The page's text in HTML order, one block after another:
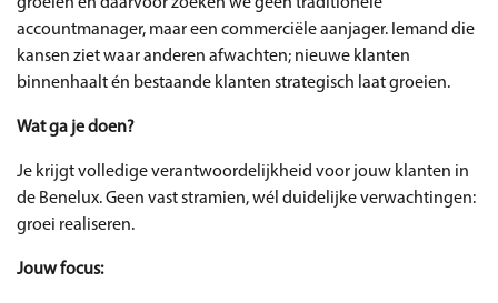
accountmanager, maar een commerciële aanjager. Iemand die
kansen ziet waar anderen afwachten; nieuwe klanten
binnenhaalt én bestaande klanten strategisch laat groeien.
Wat ga je doen?
Je krijgt volledige verantwoordelijkheid voor jouw klanten in
de Benelux. Geen vast stramien, wél duidelijke verwachtingen:
groei realiseren.
Jouw focus: